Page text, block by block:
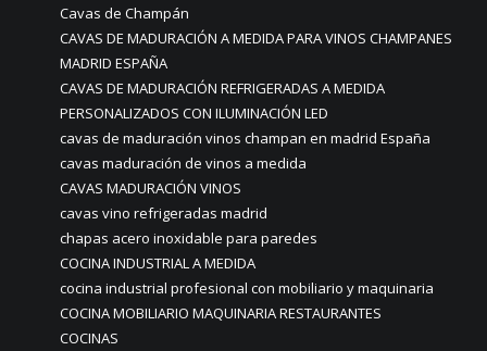
Cavas de Champán
CAVAS DE MADURACIÓN A MEDIDA PARA VINOS CHAMPANES
MADRID ESPAÑA
CAVAS DE MADURACIÓN REFRIGERADAS A MEDIDA
PERSONALIZADOS CON ILUMINACIÓN LED
cavas de maduración vinos champan en madrid España
cavas maduración de vinos a medida
CAVAS MADURACIÓN VINOS
cavas vino refrigeradas madrid
chapas acero inoxidable para paredes
COCINA INDUSTRIAL A MEDIDA
cocina industrial profesional con mobiliario y maquinaria
COCINA MOBILIARIO MAQUINARIA RESTAURANTES
COCINAS